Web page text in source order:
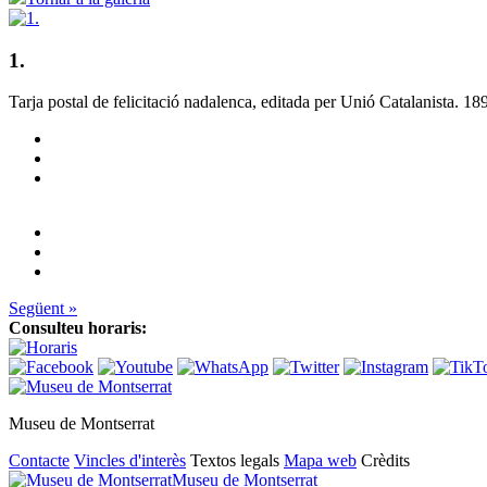
1.
Tarja postal de felicitació nadalenca, editada per Unió Catalanista.
Següent »
Consulteu horaris:
Museu de Montserrat
Contacte Vincles d'interès Textos legals Mapa web Crèdits
Museu de Montserrat